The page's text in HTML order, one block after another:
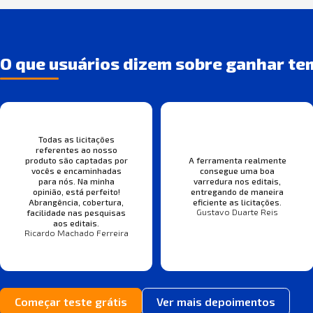
O que usuários dizem sobre ganhar
Todas as licitações
referentes ao nosso
produto são captadas por
vocês e encaminhadas
para nós. Na minha
opinião, está perfeito!
Abrangência, cobertura,
facilidade nas pesquisas
aos editais.
Ricardo Machado Ferreira
A ferramenta realmente
consegue uma boa
varredura nos editais,
entregando de maneira
eficiente as licitações.
Gustavo Duarte Reis
Começar teste grátis Ver mais depoimentos